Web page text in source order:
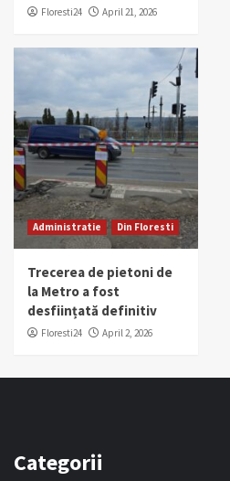
Floresti24 April 21, 2026
Administratie Din Floresti
Trecerea de pietoni de
la Metro a fost
desființată definitiv
Floresti24 April 2, 2026
Categorii